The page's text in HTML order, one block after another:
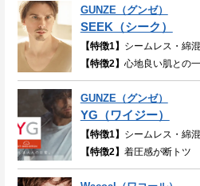
GUNZE（グンゼ）
SEEK（シーク）
【特徴1】 シームレス・綿混
【特徴2】 心地良い肌との
GUNZE（グンゼ）
YG（ワイジー）
【特徴1】 シームレス・綿混
【特徴2】 着圧感が断トツ